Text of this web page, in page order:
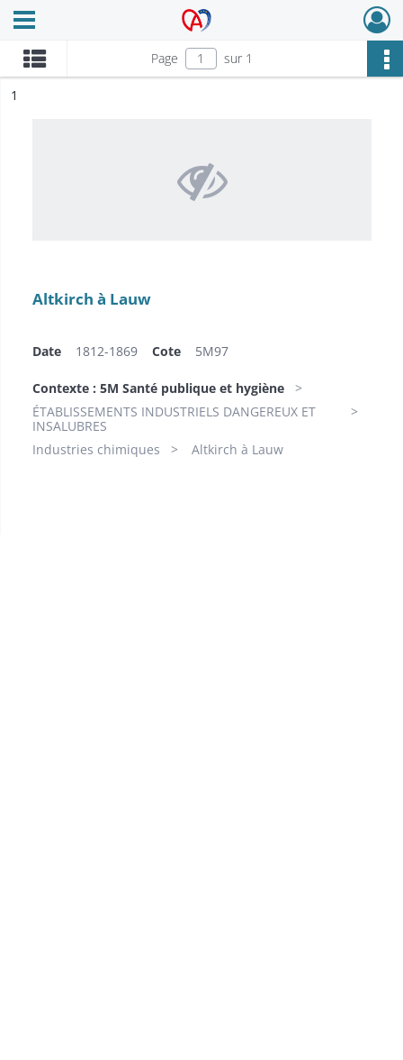
Archives Alsace - Colmar
Ouvrir le menu déroulant
Page sur 1
n°
1
Altkirch à Lauw
Date 1812-1869 Cote 5M97
Contexte : 5M Santé publique et hygiène
ÉTABLISSEMENTS INDUSTRIELS DANGEREUX ET
INSALUBRES
Industries chimiques
Altkirch à Lauw